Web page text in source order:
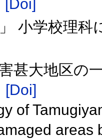
[Doi]
小学校理
甚大地区の
[Doi]
of
areas